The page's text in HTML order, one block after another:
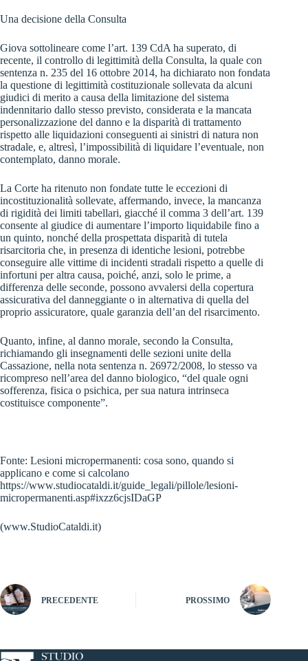
Una decisione della Consulta
Giova sottolineare come l’art. 139 CdA ha superato, di
recente, il controllo di legittimità della Consulta, la quale con
sentenza n. 235 del 16 ottobre 2014, ha dichiarato non fondata
la questione di legittimità costituzionale sollevata da alcuni
giudici di merito a causa della limitazione del sistema
indennitario dallo stesso previsto, considerata e la mancata
personalizzazione del danno e la disparità di trattamento
rispetto alle liquidazioni conseguenti ai sinistri di natura non
stradale, e, altresì, l’impossibilità di liquidare l’eventuale, non
contemplato, danno morale.
La Corte ha ritenuto non fondate tutte le eccezioni di
incostituzionalità sollevate, affermando, invece, la mancanza
di rigidità dei limiti tabellari, giacché il comma 3 dell’art. 139
consente al giudice di aumentare l’importo liquidabile fino a
un quinto, nonché della prospettata disparità di tutela
risarcitoria che, in presenza di identiche lesioni, potrebbe
conseguire alle vittime di incidenti stradali rispetto a quelle di
infortuni per altra causa, poiché, anzi, solo le prime, a
differenza delle seconde, possono avvalersi della copertura
assicurativa del danneggiante o in alternativa di quella del
proprio assicuratore, quale garanzia dell’an del risarcimento.
Quanto, infine, al danno morale, secondo la Consulta,
richiamando gli insegnamenti delle sezioni unite della
Cassazione, nella nota sentenza n. 26972/2008, lo stesso va
ricompreso nell’area del danno biologico, “del quale ogni
sofferenza, fisica o psichica, per sua natura intrinseca
costituisce componente”.
Fonte: Lesioni micropermanenti: cosa sono, quando si
applicano e come si calcolano
https://www.studiocataldi.it/guide_legali/pillole/lesioni-
micropermanenti.asp#ixzz6cjsIDaGP
(www.StudioCataldi.it)
PRECEDENTE PROSSIMO